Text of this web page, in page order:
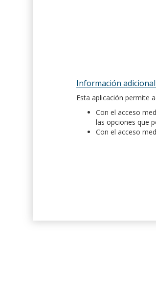
Información adicional
Esta aplicación permite
Con el acceso
las opciones que
Con el acceso